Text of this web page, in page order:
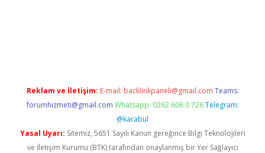
Reklam ve İletişim: E-mail: backlinkpaneli@gmail.com Teams:
forumhizmeti@gmail.com Whatsapp: 0262 606 0 726 Telegram:
@karabul
Yasal Uyarı: Sitemiz, 5651 Sayılı Kanun gereğince Bilgi Teknolojileri
ve İletişim Kurumu (BTK) tarafından onaylanmış bir Yer Sağlayıcı